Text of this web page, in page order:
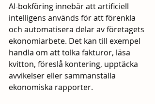
AI-bokföring innebär att artificiell
intelligens används för att förenkla
och automatisera delar av företagets
ekonomiarbete. Det kan till exempel
handla om att tolka fakturor, läsa
kvitton, föreslå kontering, upptäcka
avvikelser eller sammanställa
ekonomiska rapporter.